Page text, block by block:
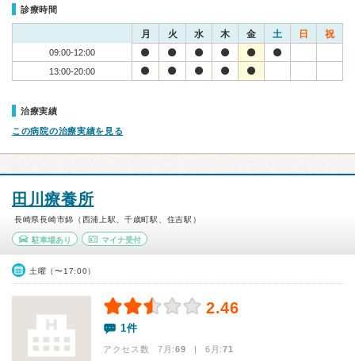
診療時間
月 火 水 木 金 土 日 祝
09:00-12:00
13:00-20:00
治療実績
この病院の治療実績を見る
田川療養所
長崎県長崎市錦（西浦上駅、千歳町駅、住吉駅）
駐車場あり マイナ受付
土曜（〜17:00）
2.46
1件
アクセス数 7月:69 | 6月:71